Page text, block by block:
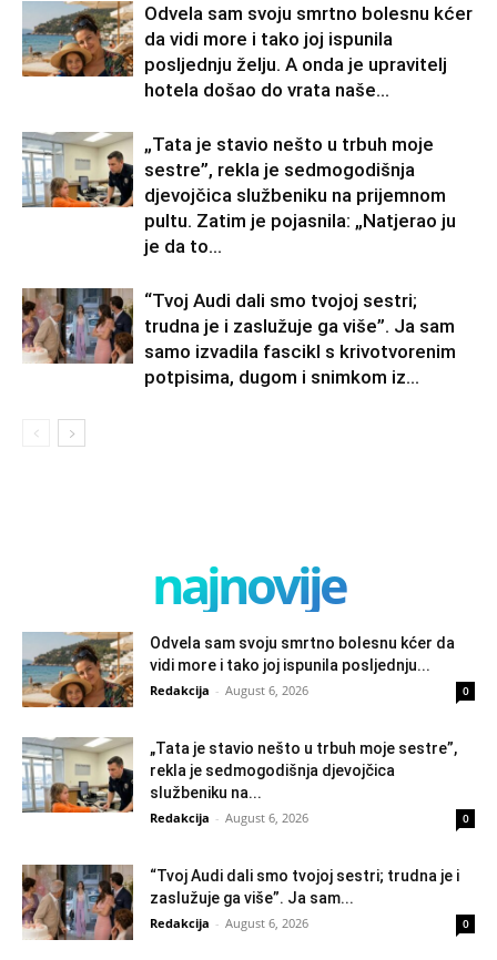
Odvela sam svoju smrtno bolesnu kćer
da vidi more i tako joj ispunila
posljednju želju. A onda je upravitelj
hotela došao do vrata naše...
„Tata je stavio nešto u trbuh moje
sestre”, rekla je sedmogodišnja
djevojčica službeniku na prijemnom
pultu. Zatim je pojasnila: „Natjerao ju
je da to...
“Tvoj Audi dali smo tvojoj sestri;
trudna je i zaslužuje ga više”. Ja sam
samo izvadila fascikl s krivotvorenim
potpisima, dugom i snimkom iz...
najnovije
Odvela sam svoju smrtno bolesnu kćer da
vidi more i tako joj ispunila posljednju...
Redakcija - August 6, 2026 0
„Tata je stavio nešto u trbuh moje sestre”,
rekla je sedmogodišnja djevojčica
službeniku na...
Redakcija - August 6, 2026 0
“Tvoj Audi dali smo tvojoj sestri; trudna je i
zaslužuje ga više”. Ja sam...
Redakcija - August 6, 2026 0